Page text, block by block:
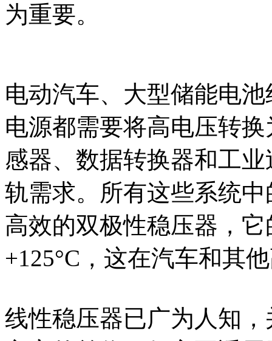
为重要。
电动汽车、大型储能电
电源都需要将高电压转
感器、数据转换器和工
轨需求。所有这些系统
高效的双极性稳压器，
+125°C，这在汽车和其
线性稳压器已广为人知